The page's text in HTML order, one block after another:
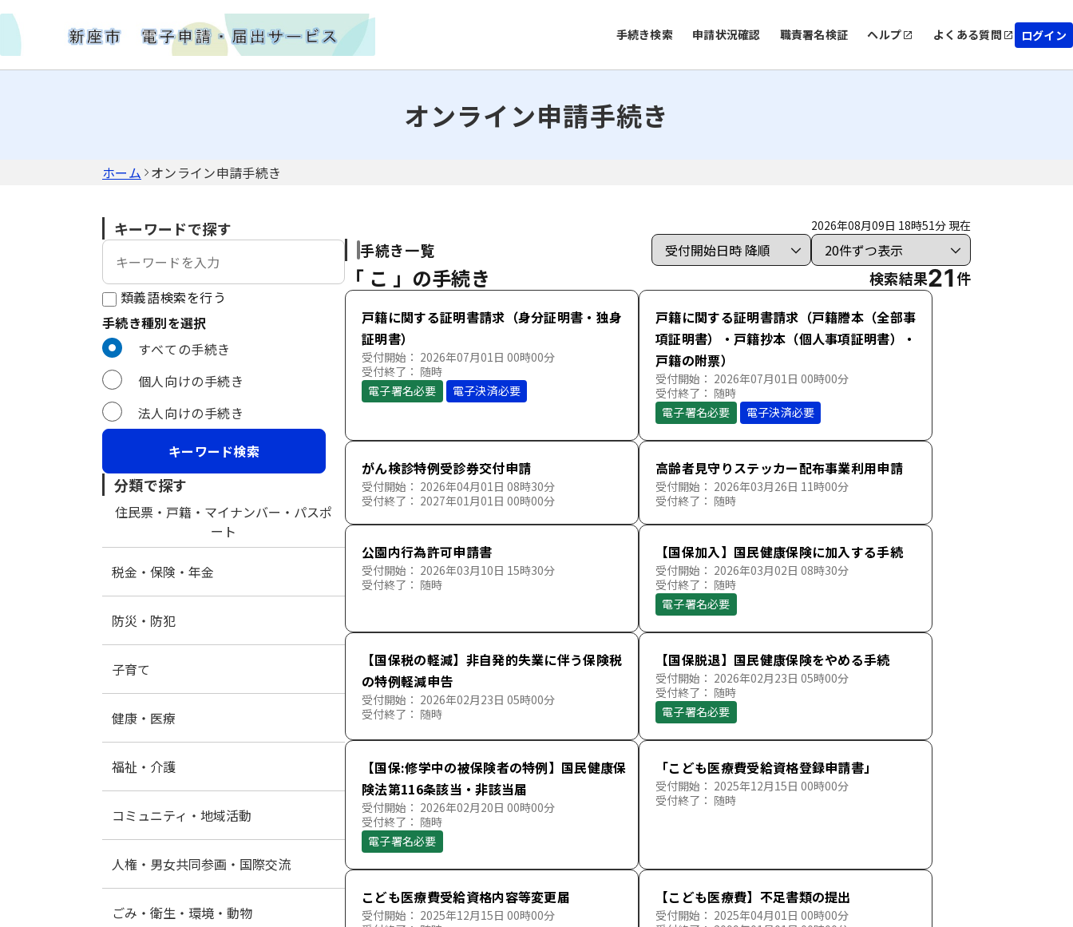
手続き検索 申請状況確認 職責署名検証 ヘルプ よくある質問 ログイン
オンライン申請手続き
ホーム オンライン申請手続き
キーワードで探す
類義語検索を行う
手続き種別を選択
利用者選択すべての手続き
個人向けの手続き
法人向けの手続き
分類で探す
住民票・戸籍・マイナンバー・パスポ
ート
税金・保険・年金
防災・防犯
子育て
健康・医療
福祉・介護
コミュニティ・地域活動
人権・男女共同参画・国際交流
ごみ・衛生・環境・動物
2026年08月09日 18時51分 現在
手続き一覧
「 こ 」の手続き 検索結果21件
戸籍に関する証明書請求（身分証明書・独身
証明書）
受付開始： 2026年07月01日 00時00分
受付終了： 随時
電子署名必要
電子決済必要
戸籍に関する証明書請求（戸籍謄本（全部事
項証明書）・戸籍抄本（個人事項証明書）・
戸籍の附票）
受付開始： 2026年07月01日 00時00分
受付終了： 随時
電子署名必要
電子決済必要
がん検診特例受診券交付申請
受付開始： 2026年04月01日 08時30分
受付終了： 2027年01月01日 00時00分
高齢者見守りステッカー配布事業利用申請
受付開始： 2026年03月26日 11時00分
受付終了： 随時
公園内行為許可申請書
受付開始： 2026年03月10日 15時30分
受付終了： 随時
【国保加入】国民健康保険に加入する手続
受付開始： 2026年03月02日 08時30分
受付終了： 随時
電子署名必要
【国保税の軽減】非自発的失業に伴う保険税
の特例軽減申告
受付開始： 2026年02月23日 05時00分
受付終了： 随時
【国保脱退】国民健康保険をやめる手続
受付開始： 2026年02月23日 05時00分
受付終了： 随時
電子署名必要
【国保:修学中の被保険者の特例】国民健康保
険法第116条該当・非該当届
受付開始： 2026年02月20日 00時00分
受付終了： 随時
電子署名必要
「こども医療費受給資格登録申請書」
受付開始： 2025年12月15日 00時00分
受付終了： 随時
こども医療費受給資格内容等変更届
受付開始： 2025年12月15日 00時00分
【こども医療費】不足書類の提出
受付開始： 2025年04月01日 00時00分